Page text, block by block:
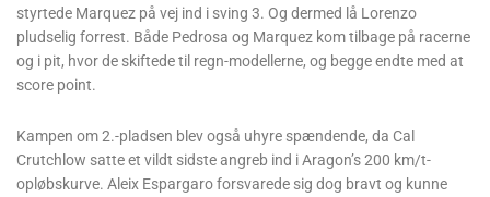
styrtede Marquez på vej ind i sving 3. Og dermed lå Lorenzo
pludselig forrest. Både Pedrosa og Marquez kom tilbage på racerne
og i pit, hvor de skiftede til regn-modellerne, og begge endte med at
score point.
Kampen om 2.-pladsen blev også uhyre spændende, da Cal
Crutchlow satte et vildt sidste angreb ind i Aragon’s 200 km/t-
opløbskurve. Aleix Espargaro forsvarede sig dog bravt og kunne